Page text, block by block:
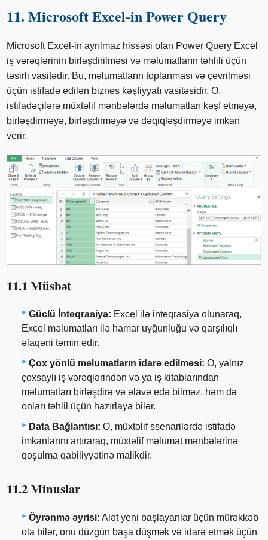
11. Microsoft Excel-in Power Query
Microsoft Excel-in ayrılmaz hissəsi olan Power Query Excel
iş vərəqlərinin birləşdirilməsi və məlumatların təhlili üçün
təsirli vasitədir. Bu, məlumatların toplanması və çevrilməsi
üçün istifadə edilən biznes kəşfiyyatı vasitəsidir. O,
istifadəçilərə müxtəlif mənbələrdə məlumatları kəşf etməyə,
birləşdirməyə, birləşdirməyə və dəqiqləşdirməyə imkan
verir.
11.1 Müsbət
Güclü İnteqrasiya: Excel ilə inteqrasiya olunaraq,
Excel məlumatları ilə hamar uyğunluğu və qarşılıqlı
əlaqəni təmin edir.
Çox yönlü məlumatların idarə edilməsi: O, yalnız
çoxsaylı iş vərəqlərindən və ya iş kitablarından
məlumatları birləşdirə və əlavə edə bilməz, həm də
onları təhlil üçün hazırlaya bilər.
Data Bağlantısı: O, müxtəlif ssenarilərdə istifadə
imkanlarını artıraraq, müxtəlif məlumat mənbələrinə
qoşulma qabiliyyətinə malikdir.
11.2 Minuslar
Öyrənmə əyrisi: Alət yeni başlayanlar üçün mürəkkəb
ola bilər, onu düzgün başa düşmək və idarə etmək üçün